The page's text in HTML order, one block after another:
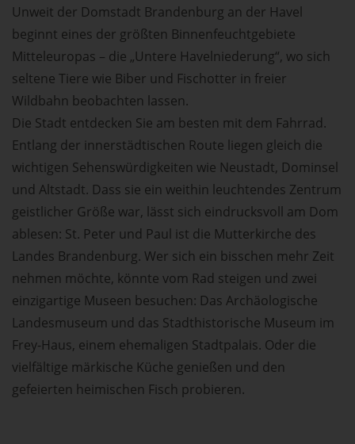
Unweit der Domstadt Brandenburg an der Havel
beginnt eines der größten Binnenfeuchtgebiete
Mitteleuropas – die „Untere Havelniederung“, wo sich
seltene Tiere wie Biber und Fischotter in freier
Wildbahn beobachten lassen.
Die Stadt entdecken Sie am besten mit dem Fahrrad.
Entlang der innerstädtischen Route liegen gleich die
wichtigen Sehenswürdigkeiten wie Neustadt, Dominsel
und Altstadt. Dass sie ein weithin leuchtendes Zentrum
geistlicher Größe war, lässt sich eindrucksvoll am Dom
ablesen: St. Peter und Paul ist die Mutterkirche des
Landes Brandenburg. Wer sich ein bisschen mehr Zeit
nehmen möchte, könnte vom Rad steigen und zwei
einzigartige Museen besuchen: Das Archäologische
Landesmuseum und das Stadthistorische Museum im
Frey-Haus, einem ehemaligen Stadtpalais. Oder die
vielfältige märkische Küche genießen und den
gefeierten heimischen Fisch probieren.